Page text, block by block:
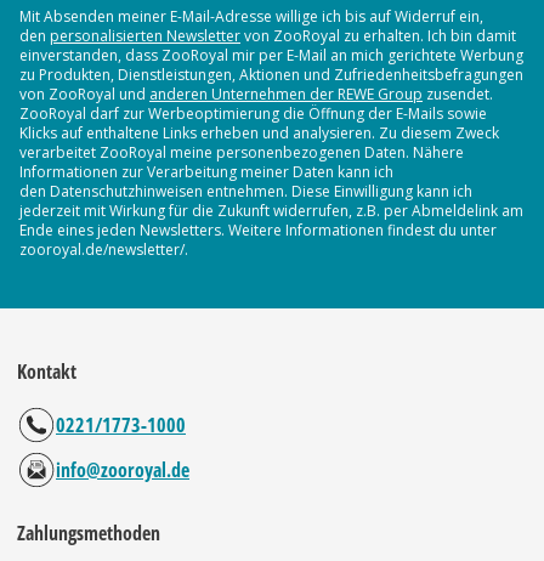
Mit Absenden meiner E-Mail-Adresse willige ich bis auf Widerruf ein,
den personalisierten Newslettervon ZooRoyal zu erhalten. Ich bin damit
einverstanden, dass ZooRoyal mir per E-Mail an mich gerichtete Werbung
zu Produkten, Dienstleistungen, Aktionen und Zufriedenheitsbefragungen
von ZooRoyal und anderen Unternehmen der REWE Group zusendet.
ZooRoyal darf zur Werbeoptimierung die Öffnung der E-Mails sowie
Klicks auf enthaltene Links erheben und analysieren. Zu diesem Zweck
verarbeitet ZooRoyal meine personenbezogenen Daten. Nähere
Informationen zur Verarbeitung meiner Daten kann ich
den Datenschutzhinweisen entnehmen. Diese Einwilligung kann ich
jederzeit mit Wirkung für die Zukunft widerrufen, z.B. per Abmeldelink am
Ende eines jeden Newsletters. Weitere Informationen findest du unter
zooroyal.de/newsletter/.
Kontakt
0221/1773-1000
info@zooroyal.de
Zahlungsmethoden